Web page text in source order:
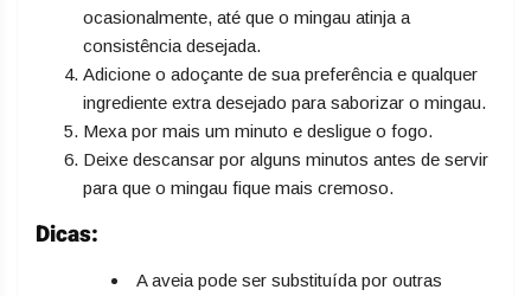
ocasionalmente, até que o mingau atinja a
consistência desejada.
Adicione o adoçante de sua preferência e qualquer
ingrediente extra desejado para saborizar o mingau.
Mexa por mais um minuto e desligue o fogo.
Deixe descansar por alguns minutos antes de servir
para que o mingau fique mais cremoso.
Dicas:
A aveia pode ser substituída por outras